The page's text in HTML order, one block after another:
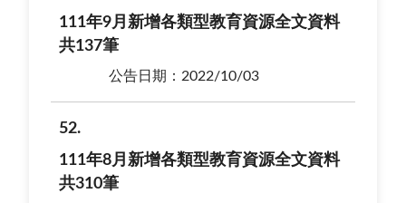
111年9月新增各類型教育資源全文資料
共137筆
公告日期：2022/10/03
52
111年8月新增各類型教育資源全文資料
共310筆